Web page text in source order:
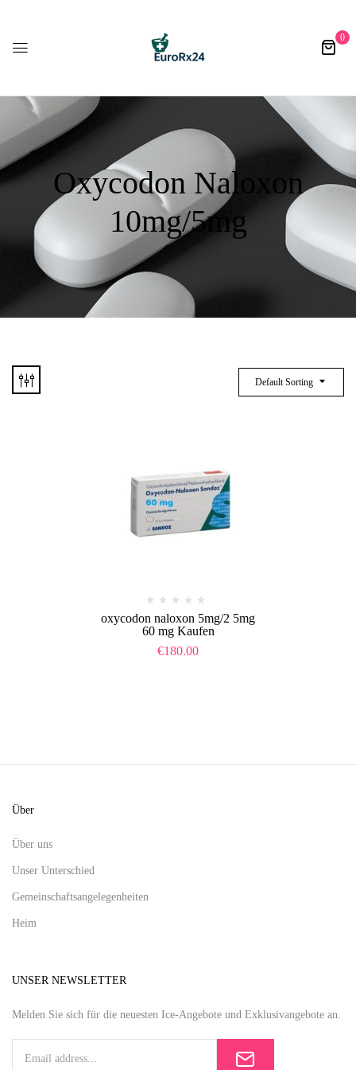
0
Oxycodon Naloxon
10mg/5mg
Default Sorting
oxycodon naloxon 5mg/2 5mg
60 mg Kaufen
€180.00
Über
Über uns
Unser Unterschied
Gemeinschaftsangelegenheiten
Heim
UNSER NEWSLETTER
Melden Sie sich für die neuesten Ice-Angebote und Exklusivangebote an.